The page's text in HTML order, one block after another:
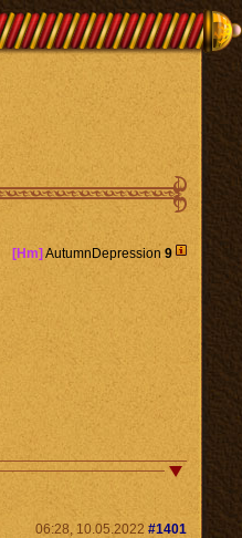
[Hm] AutumnDepression 9
06:28, 10.05.2022 #1401